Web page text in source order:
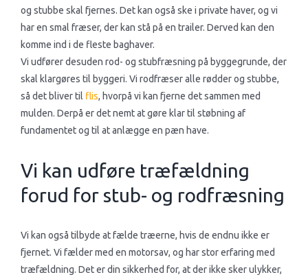
og stubbe skal fjernes. Det kan også ske i private haver, og vi
har en smal fræser, der kan stå på en trailer. Derved kan den
komme ind i de fleste baghaver.
​Vi udfører desuden rod- og stubfræsning på byggegrunde, der
skal klargøres til byggeri. Vi rodfræser alle rødder og stubbe,
så det bliver til flis, hvorpå vi kan fjerne det sammen med
mulden. Derpå er det nemt at gøre klar til støbning af
fundamentet og til at anlægge en pæn have.​
Vi kan udføre træfældning
forud for stub- og rodfræsning
Vi kan også tilbyde at fælde træerne, hvis de endnu ikke er
fjernet. Vi fælder med en motorsav, og har stor erfaring med
træfældning. Det er din sikkerhed for, at der ikke sker ulykker,